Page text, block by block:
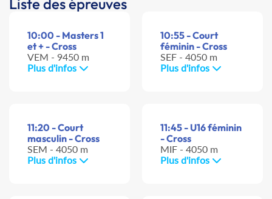
Liste des épreuves
10:00 - Masters 1
et + - Cross
VEM - 9450 m
Plus d'infos
10:55 - Court
féminin - Cross
SEF - 4050 m
Plus d'infos
11:20 - Court
masculin - Cross
SEM - 4050 m
Plus d'infos
11:45 - U16 féminin
- Cross
MIF - 4050 m
Plus d'infos